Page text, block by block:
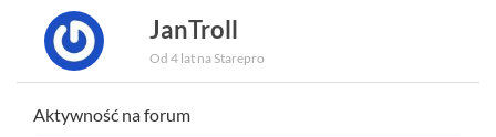
JanTroll
Od 4 lat na Starepro
Aktywność na forum